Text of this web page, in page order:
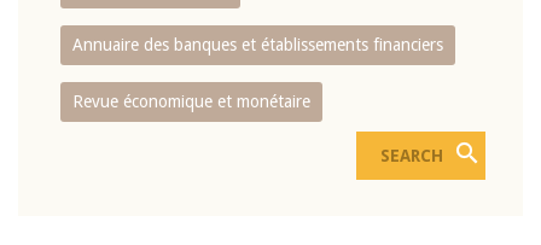
Annuaire des banques et établissements financiers
Revue économique et monétaire